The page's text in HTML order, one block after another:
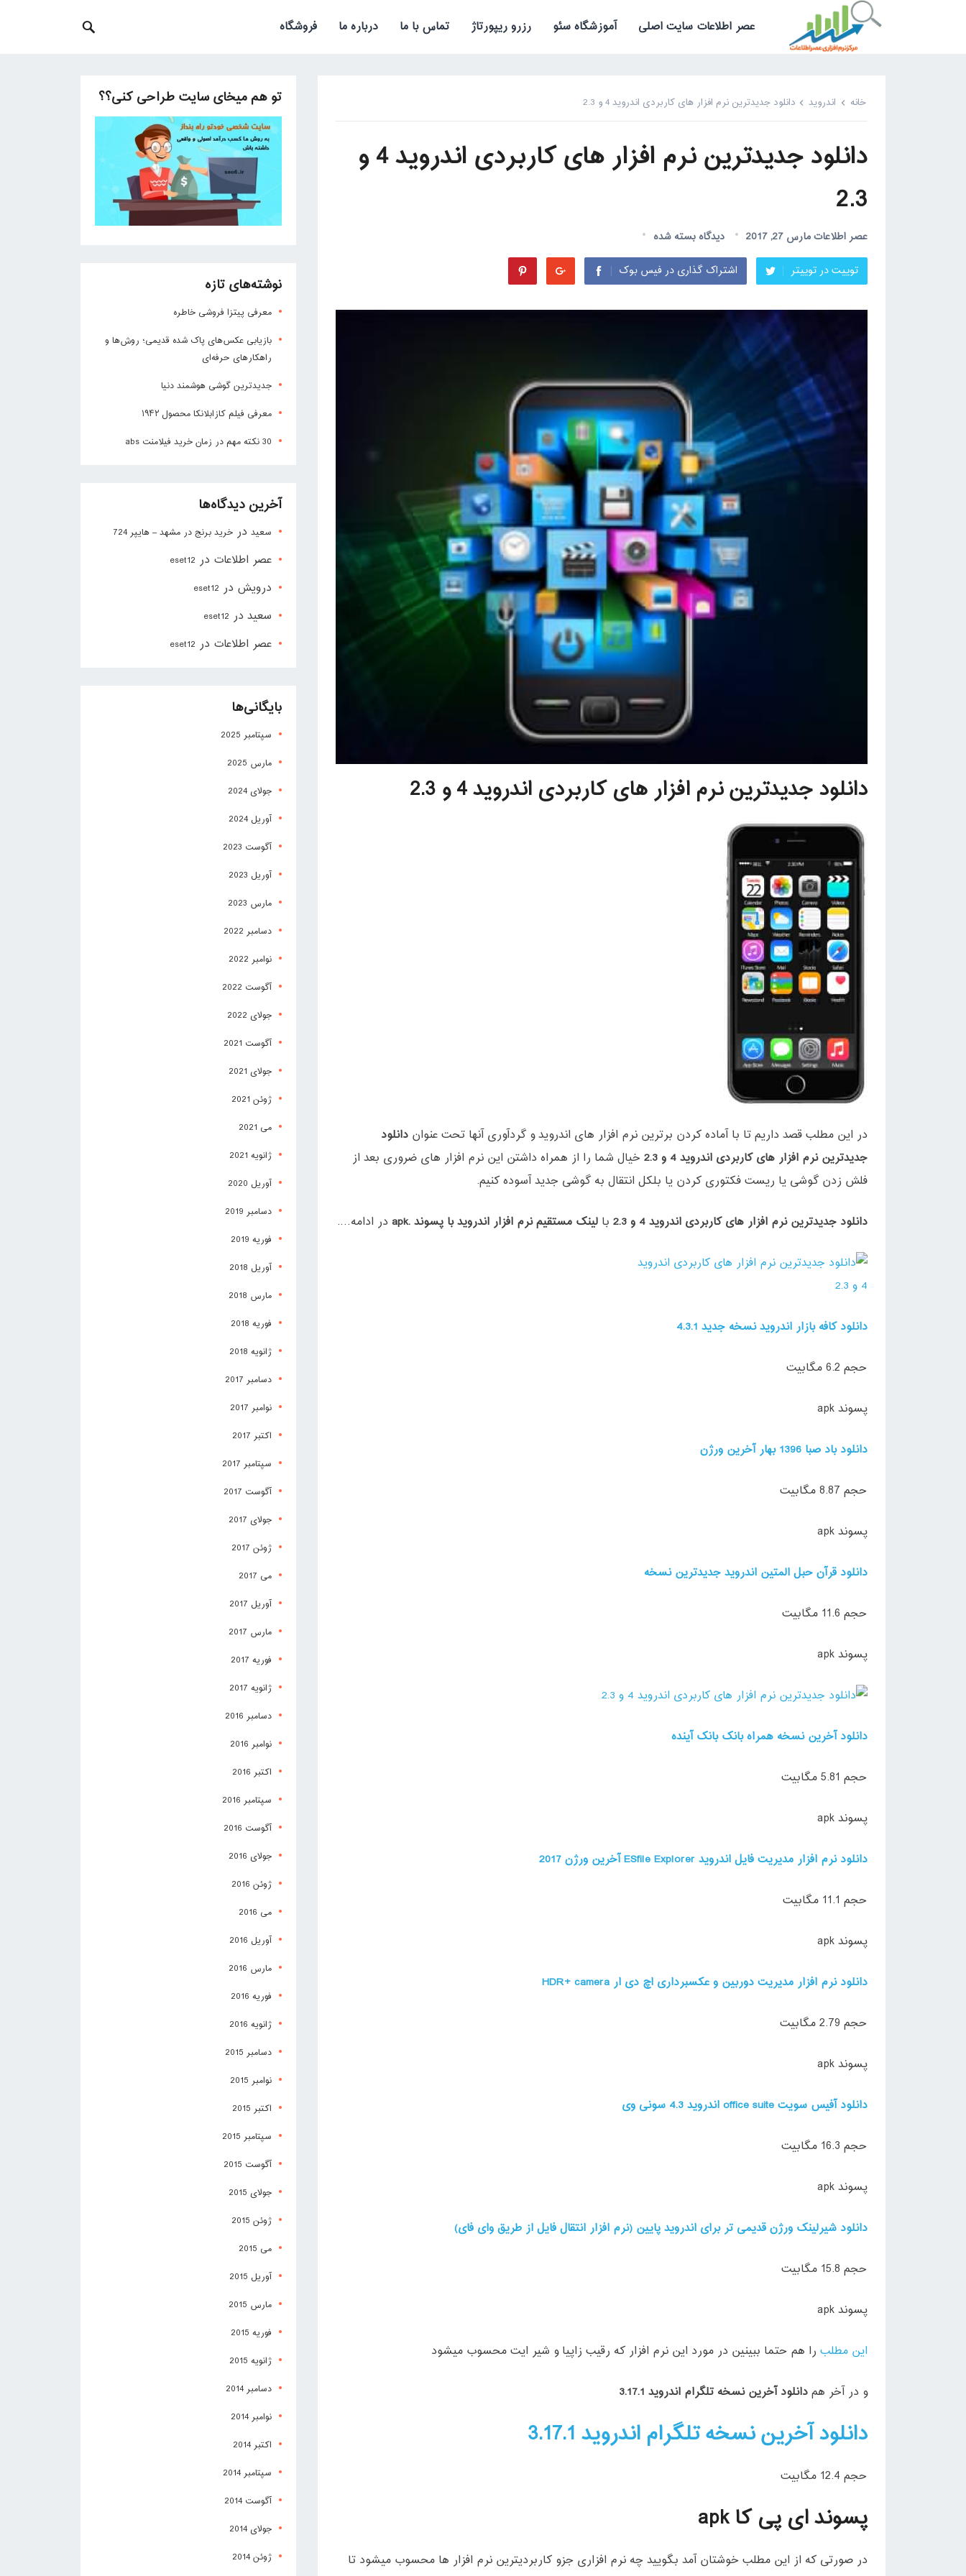
عصر اطلاعات سایت اصلی آموزشگاه سئو رزرو ریپورتاژ تماس با ما درباره ما فروشگاه
خانه اندروید دانلود جدیدترین نرم افزار های کاربردی اندروید 4 و 2.3
دانلود جدیدترین نرم افزار های کاربردی اندروید 4 و
2.3
عصر اطلاعاتمارس 27, 2017 دیدگاه بسته شده
توییت در توییتر اشتراک گذاری در فیس بوک
دانلود جدیدترین نرم افزار های کاربردی اندروید 4 و 2.3
در این مطلب قصد داریم تا با آماده کردن برترین نرم افزار های اندروید و گردآوری آنها تحت عنوان دانلود
جدیدترین نرم افزار های کاربردی اندروید 4 و 2.3
خیال شما را از همراه داشتن این نرم افزار های ضروری بعد از
فلش زدن گوشی یا ریست فکتوری کردن یا بلکل انتقال به گوشی جدید آسوده کنیم.
دانلود جدیدترین نرم افزار های کاربردی اندروید 4 و 2.3 با لینک مستقیم نرم افزار اندروید با پسوند .apk در ادامه….
دانلود کافه بازار اندروید نسخه جدید 4.3.1
حجم 6.2 مگابیت
پسوند apk
دانلود باد صبا 1396 بهار آخرین ورژن
حجم 8.87 مگابیت
پسوند apk
دانلود قرآن حبل المتین اندروید جدیدترین نسخه
حجم 11.6 مگابیت
پسوند apk
دانلود آخرین نسخه همراه بانک بانک آینده
حجم 5.81 مگابیت
پسوند apk
دانلود نرم افزار مدیریت فایل اندروید ESfile Explorer آخرین ورژن 2017
حجم 11.1 مگابیت
پسوند apk
دانلود نرم افزار مدیریت دوربین و عکسبرداری اچ دی ار HDR+ camera
حجم 2.79 مگابیت
پسوند apk
دانلود آفیس سویت office suite اندروید 4.3 سونی وی
حجم 16.3 مگابیت
پسوند apk
دانلود شیرلینک ورژن قدیمی تر برای اندروید پایین (نرم افزار انتقال فایل از طریق وای فای)
حجم 15.8 مگابیت
پسوند apk
این مطلب را هم حتما ببینین در مورد این نرم افزار که رقیب زاپیا و شیر ایت محسوب میشود
و در آخر هم دانلود آخرین نسخه تلگرام اندروید 3.17.1
دانلود آخرین نسخه تلگرام اندروید 3.17.1
حجم 12.4 مگابیت
پسوند ای پی کا apk
در صورتی که از این مطلب خوشتان آمد بگویید چه نرم افزاری جزو کاربردیترین نرم افزار ها محسوب میشود تا
تو هم میخای سایت طراحی کنی؟؟
نوشته‌های تازه
معرفی پیتزا فروشی خاطره
بازیابی عکس‌های پاک شده قدیمی؛ روش‌ها و
راهکارهای حرفه‌ای
جدیدترین گوشی هوشمند دنیا
معرفی فیلم کازابلانکا محصول ۱۹۴۲
30 نکته مهم در زمان خرید فیلامنت abs
آخرین دیدگاه‌ها
سعید در خرید برنج در مشهد – هایپر 724
عصر اطلاعات در eset12
درویش در eset12
سعید در eset12
عصر اطلاعات در eset12
بایگانی‌ها
سپتامبر 2025
مارس 2025
جولای 2024
آوریل 2024
آگوست 2023
آوریل 2023
مارس 2023
دسامبر 2022
نوامبر 2022
آگوست 2022
جولای 2022
آگوست 2021
جولای 2021
ژوئن 2021
می 2021
ژانویه 2021
آوریل 2020
دسامبر 2019
فوریه 2019
آوریل 2018
مارس 2018
فوریه 2018
ژانویه 2018
دسامبر 2017
نوامبر 2017
اکتبر 2017
سپتامبر 2017
آگوست 2017
جولای 2017
ژوئن 2017
می 2017
آوریل 2017
مارس 2017
فوریه 2017
ژانویه 2017
دسامبر 2016
نوامبر 2016
اکتبر 2016
سپتامبر 2016
آگوست 2016
جولای 2016
ژوئن 2016
می 2016
آوریل 2016
مارس 2016
فوریه 2016
ژانویه 2016
دسامبر 2015
نوامبر 2015
اکتبر 2015
سپتامبر 2015
آگوست 2015
جولای 2015
ژوئن 2015
می 2015
آوریل 2015
مارس 2015
فوریه 2015
ژانویه 2015
دسامبر 2014
نوامبر 2014
اکتبر 2014
سپتامبر 2014
آگوست 2014
جولای 2014
ژوئن 2014